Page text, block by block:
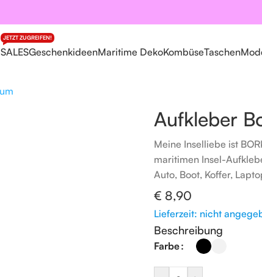
SALES
JETZT ZUGREIFEN!
GeschenkideenMaritime DekoKombüseTaschen
Aufkleber
Meine Inselliebe ist
maritimen Insel-
Auto, Boot, Koffer,
€ 8,90
Lieferzeit: nicht
Beschreibung
Farbe